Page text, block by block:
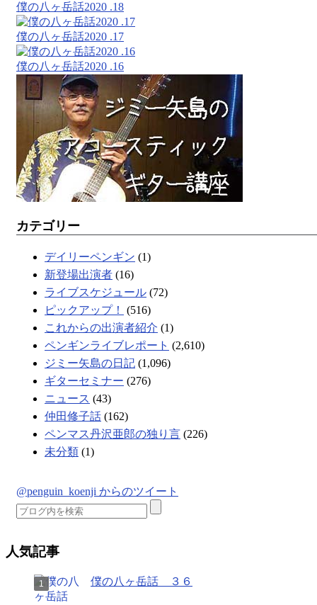
僕の八ヶ岳話2020 .18
僕の八ヶ岳話2020 .17
僕の八ヶ岳話2020 .16
カテゴリー
デイリーペンギン (1)
新登場出演者 (16)
ライブスケジュール (72)
ピックアップ！
(516)
これからの出演者紹介 (1)
ペンギンライブレポート (2,610)
ジミー矢島の日記 (1,096)
ギターセミナー (276)
ニュース (43)
仲田修子話 (162)
ペンマス丹沢亜郎の独り言 (226)
未分類 (1)
@penguin_koenji からのツイート
人気記事
僕の八ヶ岳話 ３６